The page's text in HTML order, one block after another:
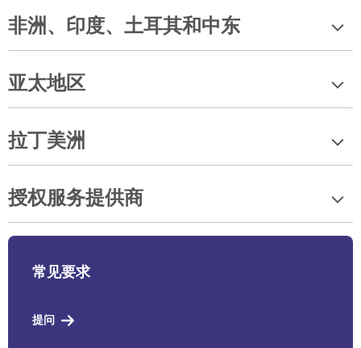
非洲、印度、土耳其和中东
亚太地区
拉丁美洲
授权服务提供商
常见要求
提问